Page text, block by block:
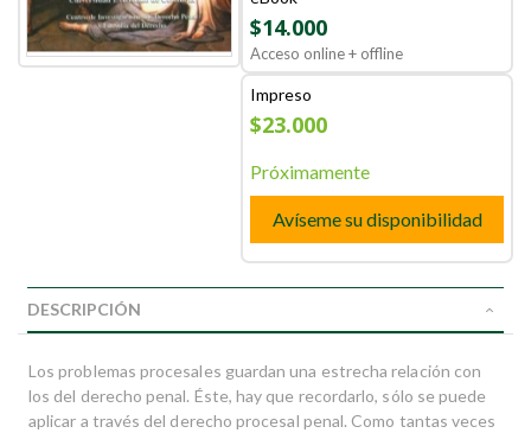
$14.000
Acceso online + offline
Impreso
$23.000
Próximamente
Avíseme su disponibilidad
DESCRIPCIÓN
Los problemas procesales guardan una estrecha relación con
los del derecho penal. Éste, hay que recordarlo, sólo se puede
aplicar a través del derecho procesal penal. Como tantas veces